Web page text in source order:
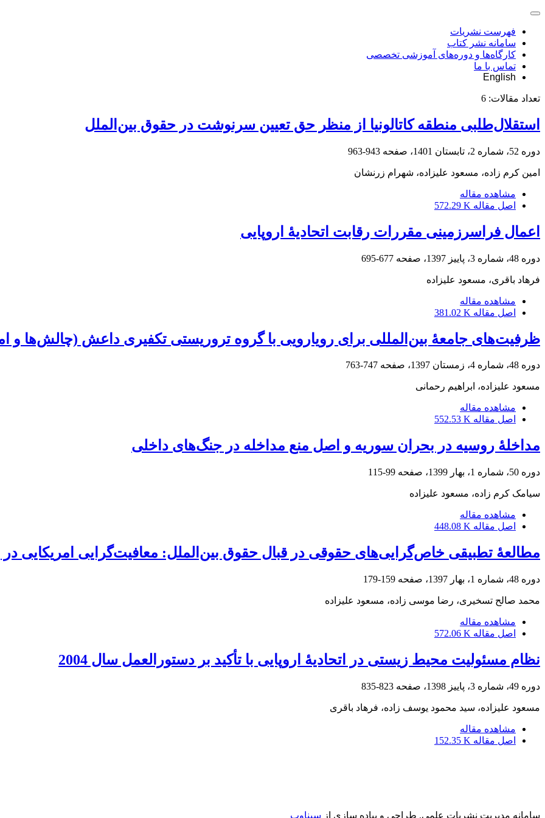
فهرست نشریات
سامانه نشر کتاب
کارگاه‌ها و دوره‌های آموزشی تخصصی
تماس با ما
English
تعداد مقالات: 6
استقلال‌طلبی منطقه کاتالونیا از منظر حق تعیین سرنوشت در حقوق بین‌الملل
دوره 52، شماره 2، تابستان 1401، صفحه 943-963
امین کرم زاده، مسعود علیزاده، شهرام زرنشان
مشاهده مقاله
اصل مقاله 572.29 K
اعمال فراسرزمینی مقررات رقابت اتحادیۀ اروپایی
دوره 48، شماره 3، پاییز 1397، صفحه 677-695
فرهاد باقری، مسعود علیزاده
مشاهده مقاله
اصل مقاله 381.02 K
ظرفیت‌های جامعۀ بین‌المللی برای رویارویی با گروه تروریستی تکفیری داعش (چالش‌ها و
دوره 48، شماره 4، زمستان 1397، صفحه 747-763
مسعود علیزاده، ابراهیم رحمانی
مشاهده مقاله
اصل مقاله 552.53 K
مداخلۀ روسیه در بحران سوریه و اصل منع مداخله در جنگ‌های داخلی
دوره 50، شماره 1، بهار 1399، صفحه 99-115
سیامک ‏کرم زاده، مسعود علیزاده
مشاهده مقاله
اصل مقاله 448.08 K
مطالعۀ تطبیقی خاص‌گرایی‌های حقوقی در قبال حقوق بین‌الملل: معافیت‌گرایی امریکایی در
دوره 48، شماره 1، بهار 1397، صفحه 159-179
محمد صالح تسخیری، رضا موسی زاده، مسعود علیزاده
مشاهده مقاله
اصل مقاله 572.06 K
نظام مسئولیت محیط زیستی در اتحادیۀ اروپایی با تأکید بر دستورالعمل سال 2004
دوره 49، شماره 3، پاییز 1398، صفحه 823-835
مسعود علیزاده، سید محمود یوسف زاده، فرهاد باقری
مشاهده مقاله
اصل مقاله 152.35 K
سامانه مدیریت نشریات علمی. طراحی و پیاده سازی از سیناوب